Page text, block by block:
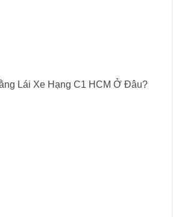
Lái Xe Hạng C1 HCM Ở Đâu?